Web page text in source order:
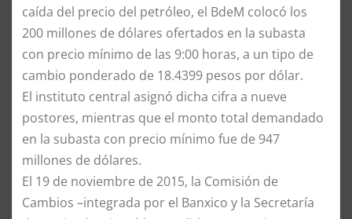
caída del precio del petróleo, el BdeM colocó los
200 millones de dólares ofertados en la subasta
con precio mínimo de las 9:00 horas, a un tipo de
cambio ponderado de 18.4399 pesos por dólar.
El instituto central asignó dicha cifra a nueve
postores, mientras que el monto total demandado
en la subasta con precio mínimo fue de 947
millones de dólares.
El 19 de noviembre de 2015, la Comisión de
Cambios –integrada por el Banxico y la Secretaría